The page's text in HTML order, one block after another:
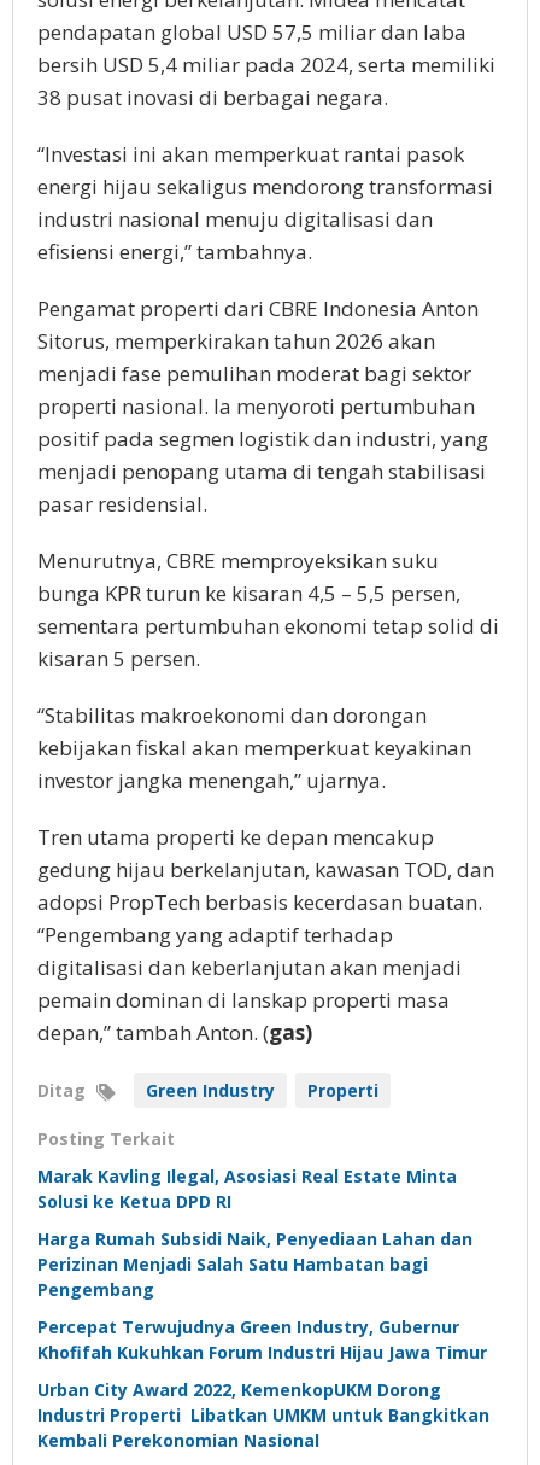
pendapatan global USD 57,5 miliar dan laba
bersih USD 5,4 miliar pada 2024, serta memiliki
38 pusat inovasi di berbagai negara.
“Investasi ini akan memperkuat rantai pasok
energi hijau sekaligus mendorong transformasi
industri nasional menuju digitalisasi dan
efisiensi energi,” tambahnya.
Pengamat properti dari CBRE Indonesia Anton
Sitorus, memperkirakan tahun 2026 akan
menjadi fase pemulihan moderat bagi sektor
properti nasional. Ia menyoroti pertumbuhan
positif pada segmen logistik dan industri, yang
menjadi penopang utama di tengah stabilisasi
pasar residensial.
Menurutnya, CBRE memproyeksikan suku
bunga KPR turun ke kisaran 4,5 – 5,5 persen,
sementara pertumbuhan ekonomi tetap solid di
kisaran 5 persen.
“Stabilitas makroekonomi dan dorongan
kebijakan fiskal akan memperkuat keyakinan
investor jangka menengah,” ujarnya.
Tren utama properti ke depan mencakup
gedung hijau berkelanjutan, kawasan TOD, dan
adopsi PropTech berbasis kecerdasan buatan.
“Pengembang yang adaptif terhadap
digitalisasi dan keberlanjutan akan menjadi
pemain dominan di lanskap properti masa
depan,” tambah Anton. (gas)
Ditag Green Industry Properti
Posting Terkait
Marak Kavling Ilegal, Asosiasi Real Estate Minta
Solusi ke Ketua DPD RI
Harga Rumah Subsidi Naik, Penyediaan Lahan dan
Perizinan Menjadi Salah Satu Hambatan bagi
Pengembang
Percepat Terwujudnya Green Industry, Gubernur
Khofifah Kukuhkan Forum Industri Hijau Jawa Timur
Urban City Award 2022, KemenkopUKM Dorong
Industri Properti Libatkan UMKM untuk Bangkitkan
Kembali Perekonomian Nasional